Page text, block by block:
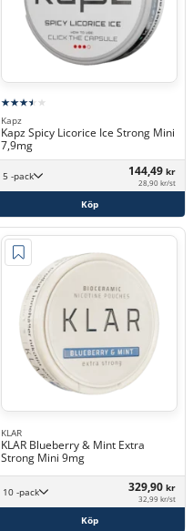
Kapz
Kapz Spicy Licorice Ice Strong Mini
7,9mg
5 -pack 144,49 kr
28,90 kr/st
Köp
KLAR
KLAR Blueberry & Mint Extra
Strong Mini 9mg
10 -pack 329,90 kr
32,99 kr/st
Köp